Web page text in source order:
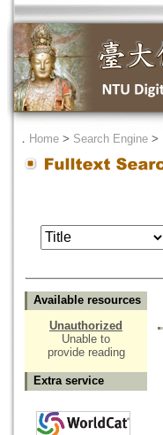
． Home > Search Engine >
Available resources
Unauthorized
Unable to
provide reading
Extra service